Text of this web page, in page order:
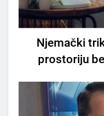
Njemački
prostoriju